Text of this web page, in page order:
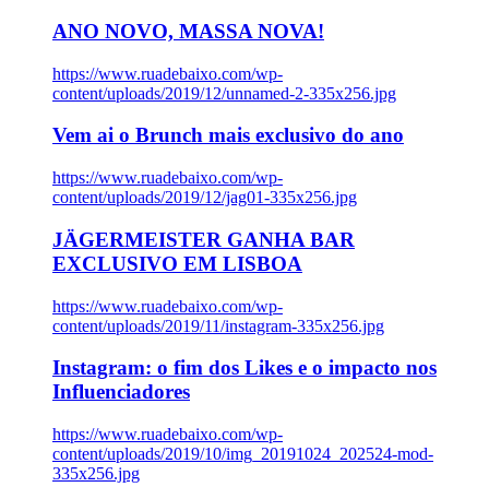
ANO NOVO, MASSA NOVA!
https://www.ruadebaixo.com/wp-
content/uploads/2019/12/unnamed-2-335x256.jpg
Vem ai o Brunch mais exclusivo do ano
https://www.ruadebaixo.com/wp-
content/uploads/2019/12/jag01-335x256.jpg
JÄGERMEISTER GANHA BAR
EXCLUSIVO EM LISBOA
https://www.ruadebaixo.com/wp-
content/uploads/2019/11/instagram-335x256.jpg
Instagram: o fim dos Likes e o impacto nos
Influenciadores
https://www.ruadebaixo.com/wp-
content/uploads/2019/10/img_20191024_202524-mod-
335x256.jpg